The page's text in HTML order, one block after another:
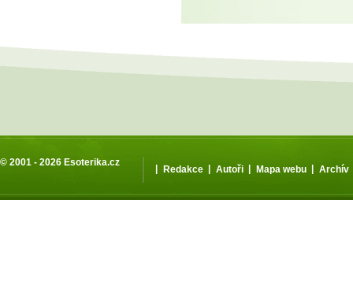
© 2001 - 2026 Esoterika.cz
| Redakce | Autoři | Mapa webu | Archív